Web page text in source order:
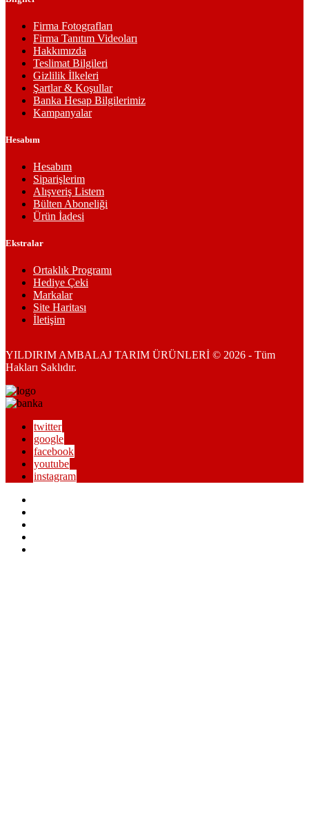
Firma Fotografları
Firma Tanıtım Videoları
Hakkımızda
Teslimat Bilgileri
Gizlilik İlkeleri
Şartlar & Koşullar
Banka Hesap Bilgilerimiz
Kampanyalar
Hesabım
Hesabım
Siparişlerim
Alışveriş Listem
Bülten Aboneliği
Ürün İadesi
Ekstralar
Ortaklık Programı
Hediye Çeki
Markalar
Site Haritası
İletişim
YILDIRIM AMBALAJ TARIM ÜRÜNLERİ © 2026 - Tüm
Hakları Saklıdır.
twitter
google
facebook
youtube
instagram